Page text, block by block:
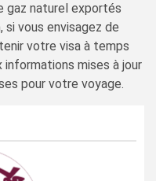
gaz naturel exportés
si vous envisagez de
votre visa à temps
mises à jour
pour votre voyage.